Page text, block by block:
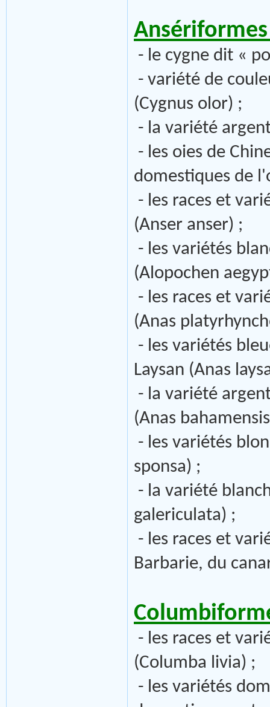
- le cygne dit «
- variété de
(Cygnus olor) ;
- la variété
- les oies de
domestiques de
- les races et
(Anser anser) ;
- les variétés
(Alopochen
- les races et
(Anas
- les variétés
Laysan (Anas
- la variété
(Anas
- les variétés
sponsa) ;
- la variété
galericulata) ;
- les races et
Barbarie, du
- les races et
(Columba livia) ;
- les variétés